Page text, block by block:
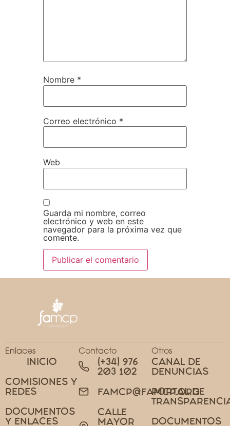
Nombre *
Correo electrónico *
Web
Guarda mi nombre, correo
electrónico y web en este
navegador para la próxima vez que
comente.
Enlaces
INICIO
COMISIONES Y
REDES
DOCUMENTOS
Y ENLACES
Contacto
(+34) 976
203 102
FAMCP@FAMCP.ORG
CALLE
MAYOR
Otros
CANAL DE
DENUNCIAS
PORTAL DE
DOCUMENTOS